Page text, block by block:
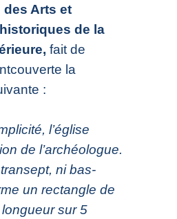
Arts et
de la
fait de
la
:
l’église
de l’archéologue.
ni bas-
un rectangle de
sur 5